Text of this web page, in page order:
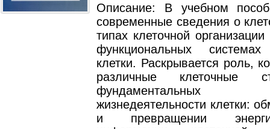
Описание: В учебном
современные сведения о
типах клеточной организации
функциональных системах
клетки. Раскрывается роль,
различные клеточные
фундаментальных
жизнедеятельности клетки:
и превращении